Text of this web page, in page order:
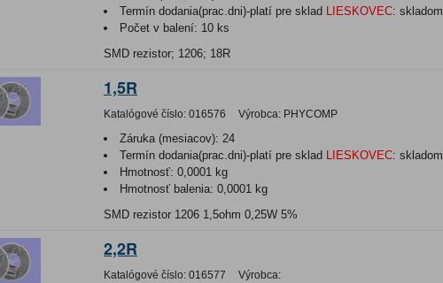
Termín dodania(prac.dni)-platí pre sklad LIESKOVEC: skladom
Počet v balení: 10 ks
SMD rezistor; 1206; 18R
1,5R
Katalógové číslo: 016576 Výrobca: PHYCOMP
Záruka (mesiacov): 24
Termín dodania(prac.dni)-platí pre sklad LIESKOVEC: skladom
Hmotnosť: 0,0001 kg
Hmotnosť balenia: 0,0001 kg
SMD rezistor 1206 1,5ohm 0,25W 5%
2,2R
Katalógové číslo: 016577 Výrobca: